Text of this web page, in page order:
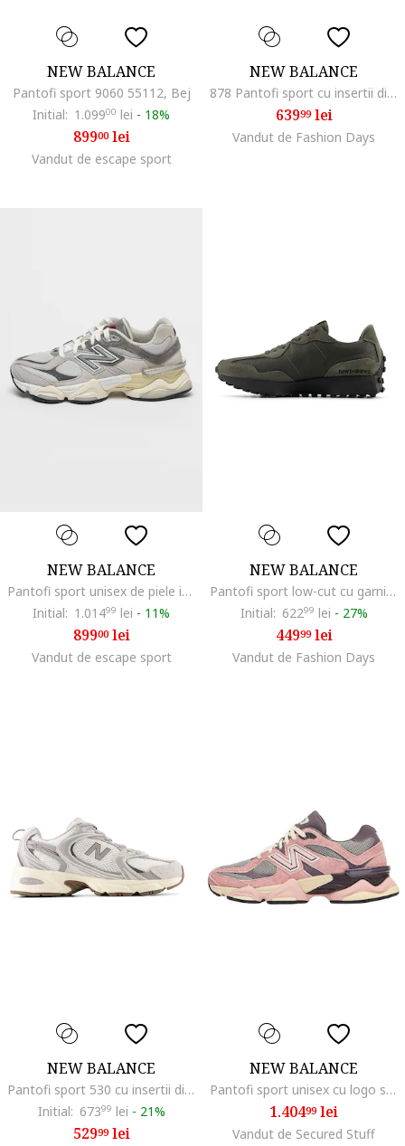
NEW BALANCE
Pantofi sport 9060 55112, Bej
Initial: 1.09900 lei - 18%
89900lei
Vandut de escape sport
NEW BALANCE
878 Pantofi sport cu insertii din piele, Gri deschis
63999lei
Vandut de Fashion Days
NEW BALANCE
Pantofi sport unisex de piele intoarsa cu garnituri de material textil 9060, Alb/Gri cenusiu/Gri inchis
Initial: 1.01499 lei - 11%
89900lei
Vandut de escape sport
NEW BALANCE
Pantofi sport low-cut cu garnituri din piele intoarsa, Gri inchis
Initial: 62299 lei - 27%
44999lei
Vandut de Fashion Days
NEW BALANCE
Pantofi sport 530 cu insertii din material textil, Alb/Lila pal
Initial: 67399 lei - 21%
52999lei
NEW BALANCE
Pantofi sport unisex cu logo si detalii din piele intoarsa 9060
1.40499lei
Vandut de Secured Stuff